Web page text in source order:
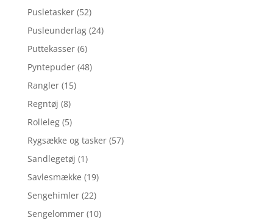
Pusletasker (52)
Pusleunderlag (24)
Puttekasser (6)
Pyntepuder (48)
Rangler (15)
Regntøj (8)
Rolleleg (5)
Rygsække og tasker (57)
Sandlegetøj (1)
Savlesmække (19)
Sengehimler (22)
Sengelommer (10)